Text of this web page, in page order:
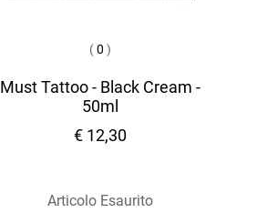
(0 )
Must Tattoo - Black Cream -
50ml
€ 12,30
Articolo Esaurito